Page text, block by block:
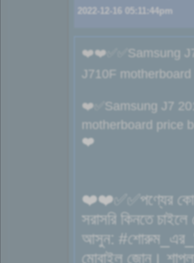
2022-12-16 05:11:44pm
❤️❤️✅✅Samsung
J710F
❤️✅Samsung J7
motherboard price
❤️
❤️❤️✅✅পণ্যের
সরাসরি কিনতে
আসুন:
মোবাইল জোন।